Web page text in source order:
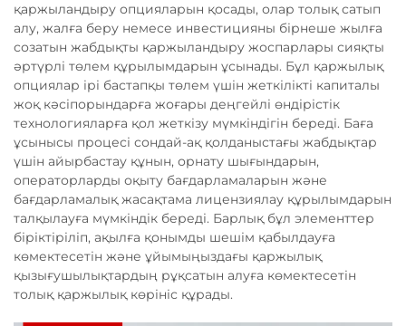
қаржыландыру опцияларын қосады, олар толық сатып
алу, жалға беру немесе инвестицияны бірнеше жылға
созатын жабдықты қаржыландыру жоспарлары сияқты
әртүрлі төлем құрылымдарын ұсынады. Бұл қаржылық
опциялар ірі бастапқы төлем үшін жеткілікті капиталы
жоқ кәсіпорындарға жоғары деңгейлі өндірістік
технологияларға қол жеткізу мүмкіндігін береді. Баға
ұсынысы процесі сондай-ақ қолданыстағы жабдықтар
үшін айырбастау құнын, орнату шығындарын,
операторларды оқыту бағдарламаларын және
бағдарламалық жасақтама лицензиялау құрылымдарын
талқылауға мүмкіндік береді. Барлық бұл элементтер
біріктіріліп, ақылға қонымды шешім қабылдауға
көмектесетін және ұйымыңыздағы қаржылық
қызығушылықтардың рұқсатын алуға көмектесетін
толық қаржылық көрініс құрады.